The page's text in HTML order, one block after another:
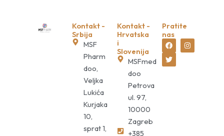
Kontakt -
Srbija
MSF
Pharm
doo,
Veljka
Lukića
Kurjaka
10,
sprat 1,
Kontakt -
Hrvatska
i
Slovenija
MSFmed
doo
Petrova
ul. 97,
10000
Zagreb
+385
Pratite
nas
F
a
c
e
b
I
n
s
T
w
i
t
t